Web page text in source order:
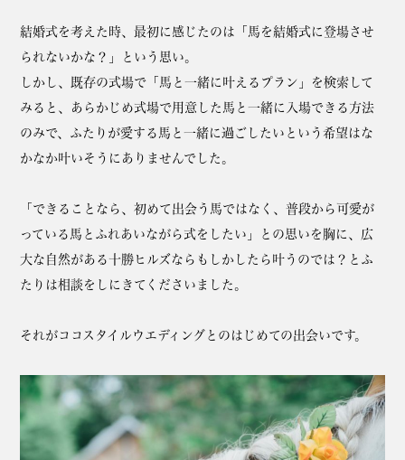
結婚式を考えた時、最初に感じたのは「馬を結婚式に登場させ
られないかな？」という思い。
しかし、既存の式場で「馬と一緒に叶えるプラン」を検索して
みると、あらかじめ式場で用意した馬と一緒に入場できる方法
のみで、ふたりが愛する馬と一緒に過ごしたいという希望はな
かなか叶いそうにありませんでした。
「できることなら、初めて出会う馬ではなく、普段から可愛が
っている馬とふれあいながら式をしたい」との思いを胸に、広
大な自然がある十勝ヒルズならもしかしたら叶うのでは？とふ
たりは相談をしにきてくださいました。
それがココスタイルウエディングとのはじめての出会いです。